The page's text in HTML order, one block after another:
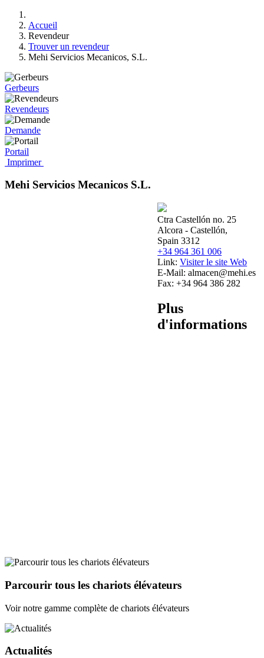
Accueil
Revendeur
Trouver un revendeur
Mehi Servicios Mecanicos, S.L.
Gerbeurs
Revendeurs
Demande
Portail
Imprimer
Mehi Servicios Mecanicos S.L.
Ctra Castellón no. 25
Alcora - Castellón,
Spain 3312
+34 964 361 006
Link:Visiter le site Web
E-Mail:almacen@mehi.es
Fax:+34 964 386 282
Plus
d'informations
Parcourir tous les chariots élévateurs
Voir notre gamme complète de chariots élévateurs
Actualités